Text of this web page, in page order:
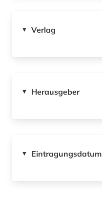
▼ Verlag
▼ Herausgeber
▼ Eintragungsdatum